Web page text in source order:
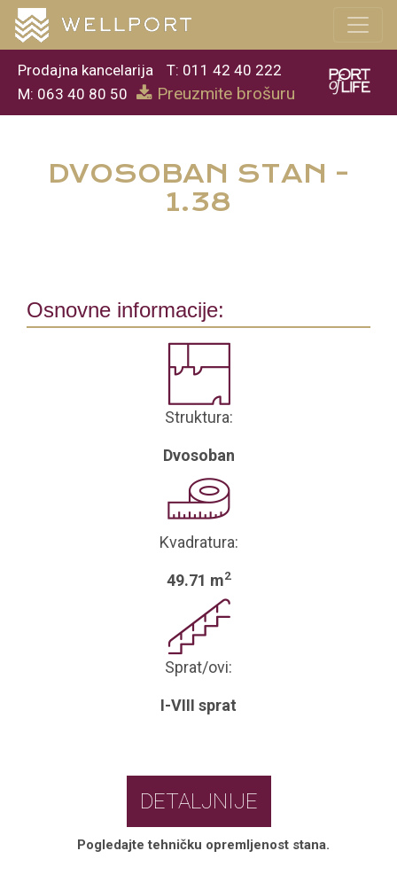
Prodajna kancelarija
T: 011 42 40 222
M: 063 40 80 50
Preuzmite brošuru
DVOSOBAN STAN -
1.38
Osnovne informacije:
Struktura:
Dvosoban
Kvadratura:
49.71 m2
Sprat/ovi:
I-VIII sprat
DETALJNIJE
Pogledajte tehničku opremljenost stana.